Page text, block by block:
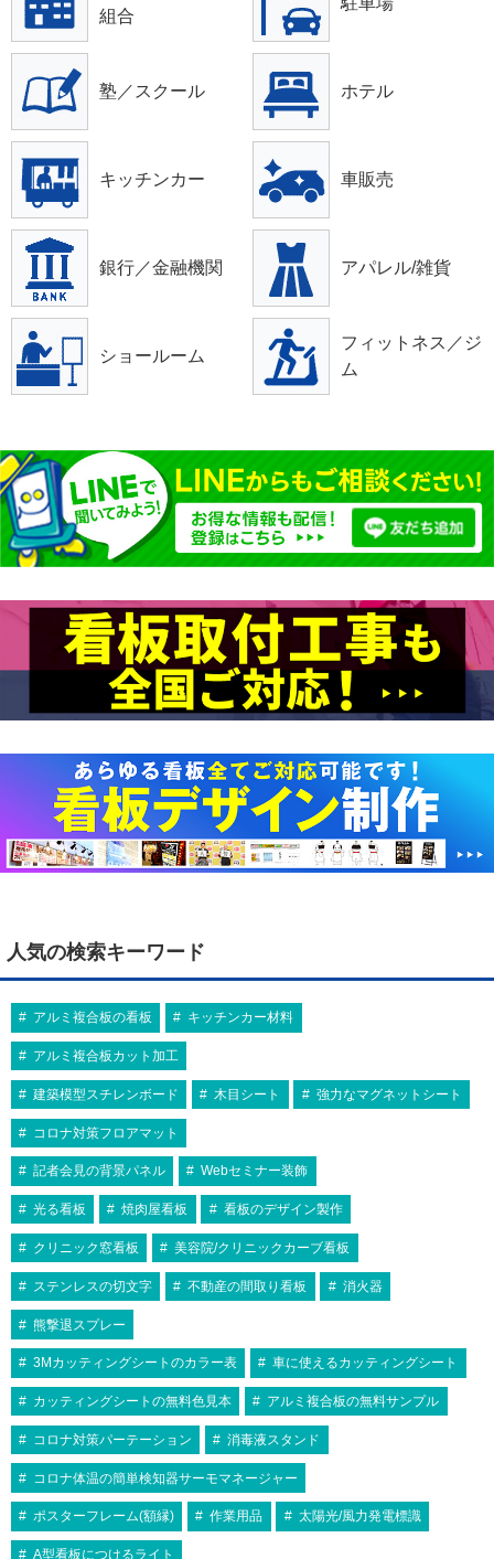
組合
塾／スクール ホテル
キッチンカー 車販売
銀行／金融機関 アパレル/雑貨
ショールーム
フィットネス／ジ
ム
人気の検索キーワード
アルミ複合板の看板 キッチンカー材料
アルミ複合板カット加工
建築模型スチレンボード 木目シート 強力なマグネットシート
コロナ対策フロアマット
記者会見の背景パネル Webセミナー装飾
光る看板 焼肉屋看板 看板のデザイン製作
クリニック窓看板 美容院/クリニックカーブ看板
ステンレスの切文字 不動産の間取り看板 消火器
熊撃退スプレー
3Mカッティングシートのカラー表 車に使えるカッティングシート
カッティングシートの無料色見本 アルミ複合板の無料サンプル
コロナ対策パーテーション 消毒液スタンド
コロナ体温の簡単検知器サーモマネージャー
ポスターフレーム(額縁) 作業用品 太陽光/風力発電標識
A型看板につけるライト